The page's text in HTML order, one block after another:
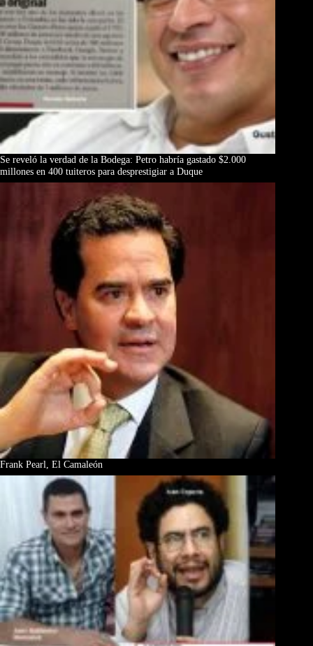
Se reveló la verdad de la Bodega: Petro habría gastado $2.000
millones en 400 tuiteros para desprestigiar a Duque
Frank Pearl, El Camaleón